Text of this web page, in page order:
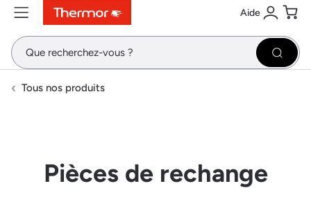
ContenuMenuRecherche Aide
Se
Tous nos produits
Pièces de rechange